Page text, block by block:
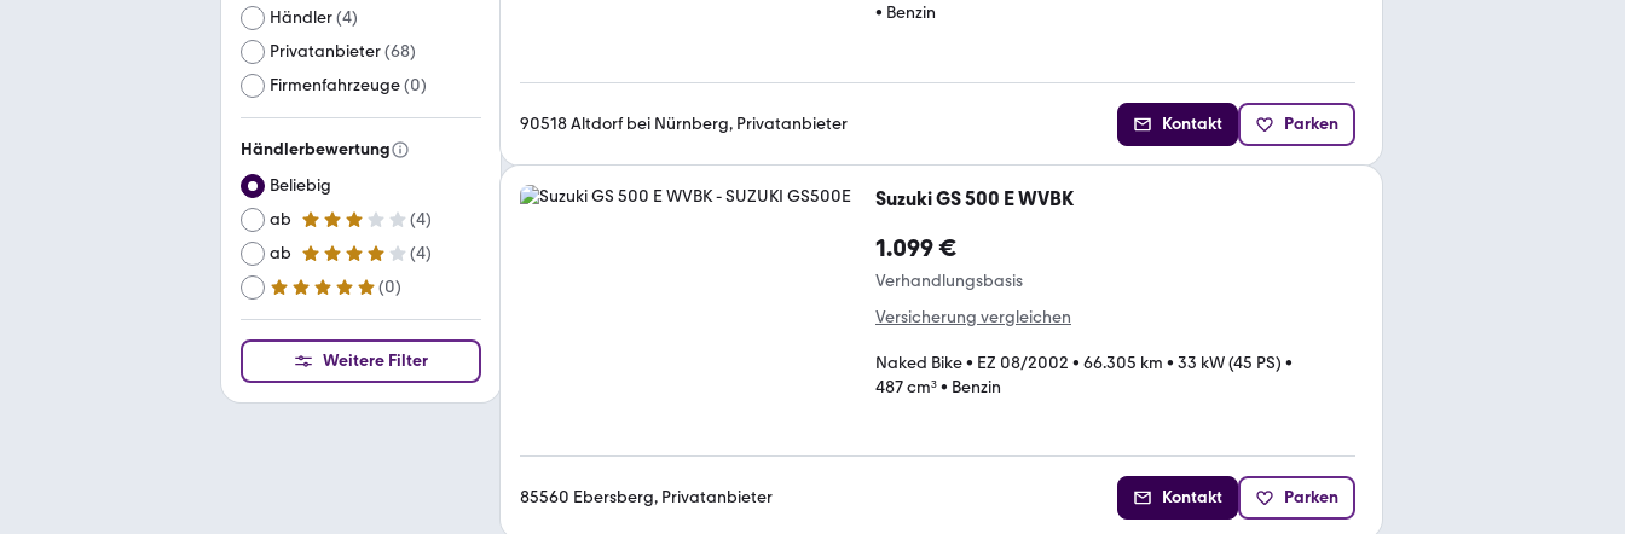
Händler(4)
Privatanbieter(68)
Firmenfahrzeuge(0)
Händlerbewertung
Beliebig
ab
3 Sterne (4)
ab
4 Sterne (4)
ab
5 Sterne (0)
Weitere Filter
• Benzin
90518 Altdorf bei Nürnberg, Privatanbieter Kontakt Parken
Suzuki GS 500 E WVBK
1.099 €
Verhandlungsbasis
Versicherung vergleichen
Naked Bike• EZ 08/2002 • 66.305 km • 33 kW (45 PS) •
487 cm³• Benzin
85560 Ebersberg, Privatanbieter Kontakt Parken